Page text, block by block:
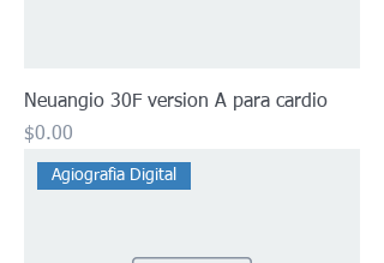
Neuangio 30F version A para cardio
Precio
$0.00
Agiografia Digital